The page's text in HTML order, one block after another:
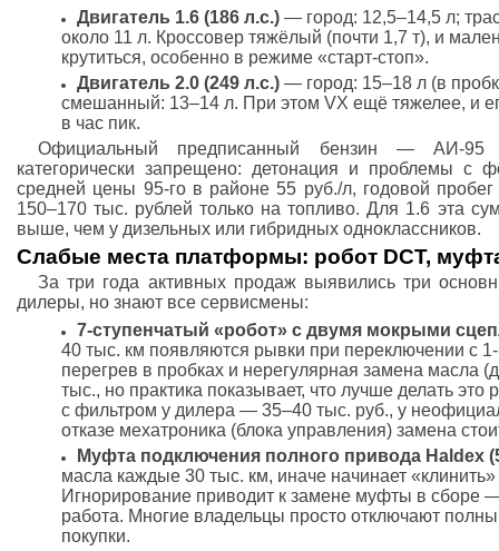
Двигатель 1.6 (186 л.с.) — город: 12,5–14,5 л;
около 11 л. Кроссовер тяжёлый (почти 1,7 т), и
крутиться, особенно в режиме «старт-стоп».
Двигатель 2.0 (249 л.с.) — город: 15–18 л (в
смешанный: 13–14 л. При этом VX ещё тяжелее, и
в час пик.
Официальный предписанный бензин — АИ-95
категорически запрещено: детонация и проблемы с
средней цены 95-го в районе 55 руб./л, годовой
150–170 тыс. рублей только на топливо. Для 1.6 эта
выше, чем у дизельных или гибридных одноклассников.
Слабые места платформы: робот DCT,
За три года активных продаж выявились три
дилеры, но знают все сервисмены:
7-ступенчатый «робот» с двумя мокрыми
40 тыс. км появляются рывки при переключении с
перегрев в пробках и нерегулярная замена масла
тыс., но практика показывает, что лучше делать
с фильтром у дилера — 35–40 тыс. руб., у
отказе мехатроника (блока управления) замена
Муфта подключения полного привода Haldex
масла каждые 30 тыс. км, иначе начинает
Игнорирование приводит к замене муфты в сборе
работа. Многие владельцы просто отключают
покупки.